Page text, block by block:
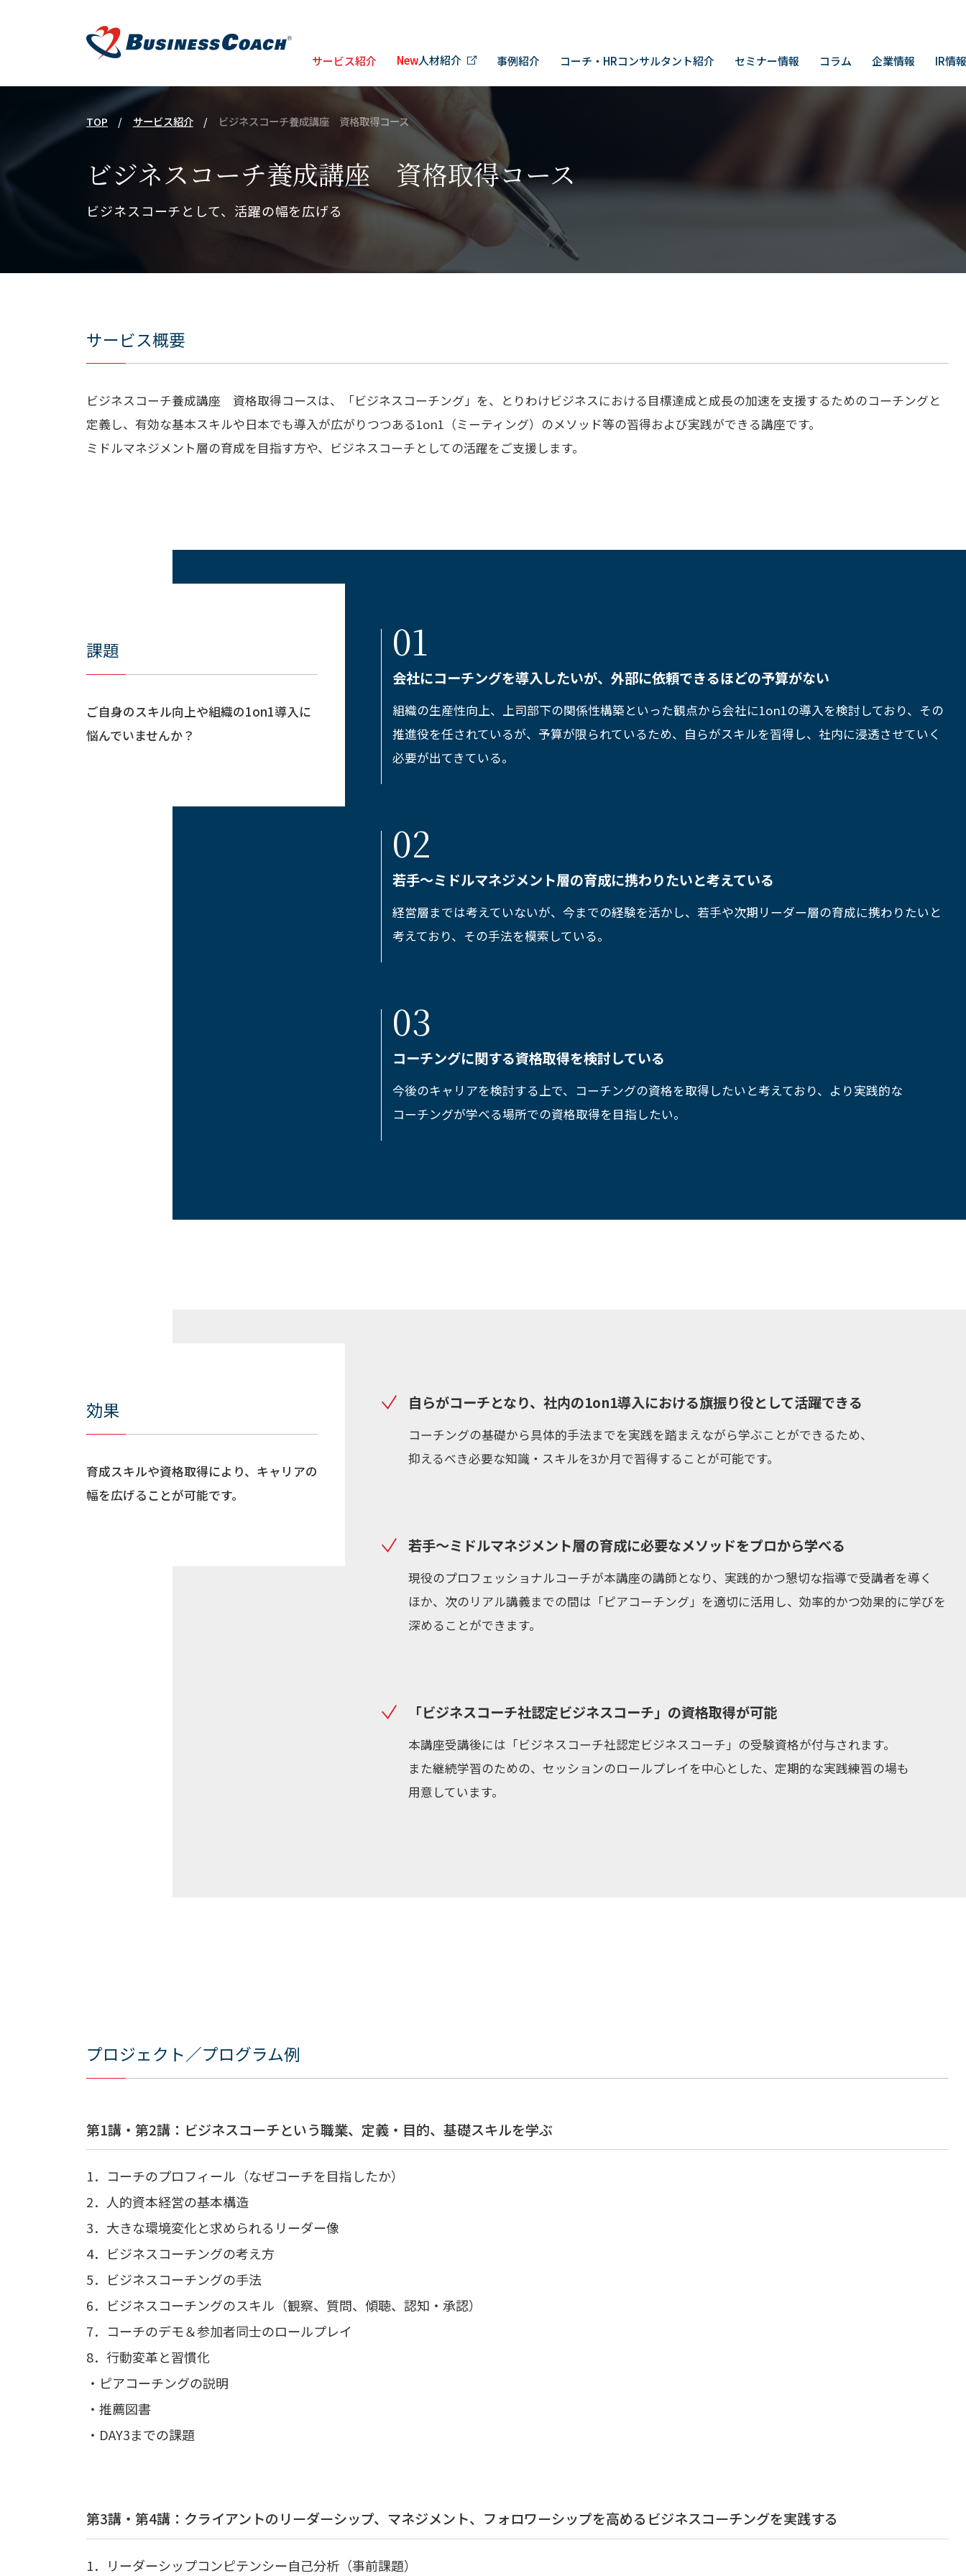
サービス紹介 New人材紹介 事例紹介 コーチ・HRコンサルタント紹介 セミナー情報 コラム 企業情報 IR情報
TOP サービス紹介 ビジネスコーチ養成講座 資格取得コース
ビジネスコーチ養成講座 資格取得コース
ビジネスコーチとして、活躍の幅を広げる
サービス概要
ビジネスコーチ養成講座 資格取得コースは、「ビジネスコーチング」を、とりわけビジネスにおける目標達成と成長の加速を支援するためのコーチングと
定義し、有効な基本スキルや日本でも導入が広がりつつある1on1（ミーティング）のメソッド等の習得および実践ができる講座です。
ミドルマネジメント層の育成を目指す方や、ビジネスコーチとしての活躍をご支援します。
課題
ご自身のスキル向上や組織の1on1導入に
悩んでいませんか？
会社にコーチングを導入したいが、外部に依頼できるほどの予算がない
組織の生産性向上、上司部下の関係性構築といった観点から会社に1on1の導入を検討しており、その
推進役を任されているが、予算が限られているため、自らがスキルを習得し、社内に浸透させていく
必要が出てきている。
若手～ミドルマネジメント層の育成に携わりたいと考えている
経営層までは考えていないが、今までの経験を活かし、若手や次期リーダー層の育成に携わりたいと
考えており、その手法を模索している。
コーチングに関する資格取得を検討している
今後のキャリアを検討する上で、コーチングの資格を取得したいと考えており、より実践的な
コーチングが学べる場所での資格取得を目指したい。
効果
育成スキルや資格取得により、キャリアの
幅を広げることが可能です。
自らがコーチとなり、社内の1on1導入における旗振り役として活躍できる
コーチングの基礎から具体的手法までを実践を踏まえながら学ぶことができるため、
抑えるべき必要な知識・スキルを3か月で習得することが可能です。
若手～ミドルマネジメント層の育成に必要なメソッドをプロから学べる
現役のプロフェッショナルコーチが本講座の講師となり、実践的かつ懇切な指導で受講者を導く
ほか、次のリアル講義までの間は「ピアコーチング」を適切に活用し、効率的かつ効果的に学びを
深めることができます。
「ビジネスコーチ社認定ビジネスコーチ」の資格取得が可能
本講座受講後には「ビジネスコーチ社認定ビジネスコーチ」の受験資格が付与されます。
また継続学習のための、セッションのロールプレイを中心とした、定期的な実践練習の場も
用意しています。
プロジェクト／プログラム例
第1講・第2講：ビジネスコーチという職業、定義・目的、基礎スキルを学ぶ
1．コーチのプロフィール（なぜコーチを目指したか）
2．人的資本経営の基本構造
3．大きな環境変化と求められるリーダー像
4．ビジネスコーチングの考え方
5．ビジネスコーチングの手法
6．ビジネスコーチングのスキル（観察、質問、傾聴、認知・承認）
7．コーチのデモ＆参加者同士のロールプレイ
8．行動変革と習慣化
・ピアコーチングの説明
・推薦図書
・DAY3までの課題
第3講・第4講：クライアントのリーダーシップ、マネジメント、フォロワーシップを高めるビジネスコーチングを実践する
1．リーダーシップコンピテンシー自己分析（事前課題）